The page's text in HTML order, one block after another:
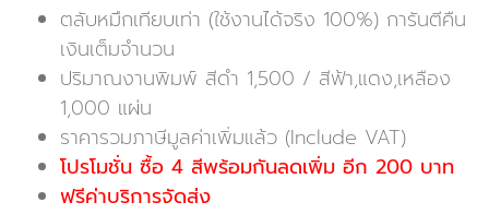
฿3,000
ตลับหมึกเทียบเท่า (ใช้งานได้จริง 100%) การันตีคืน
เงินเต็มจำนวน
ปริมาณงานพิมพ์ สีดำ 1,500 / สีฟ้า,แดง,เหลือง
1,000 แผ่น
ราคารวมภาษีมูลค่าเพิ่มแล้ว (Include VAT)
โปรโมชั่น ซื้อ 4 สีพร้อมกันลดเพิ่ม อีก 200 บาท
ฟรีค่าบริการจัดส่ง